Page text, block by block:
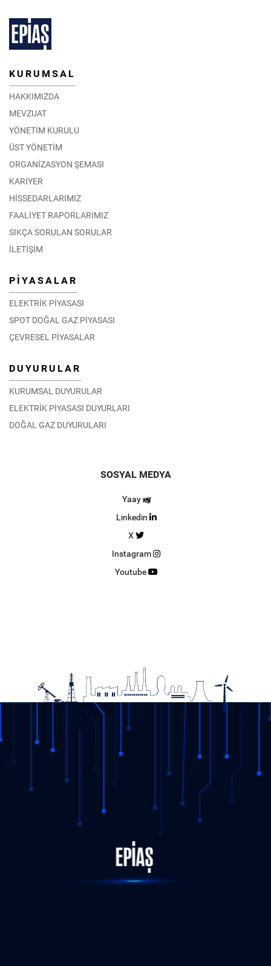
KURUMSAL
HAKKIMIZDA
MEVZUAT
YÖNETİM KURULU
ÜST YÖNETİM
ORGANİZASYON ŞEMASI
KARİYER
HİSSEDARLARIMIZ
FAALİYET RAPORLARIMIZ
SIKÇA SORULAN SORULAR
İLETİŞİM
PİYASALAR
ELEKTRİK PİYASASI
SPOT DOĞAL GAZ PİYASASI
ÇEVRESEL PİYASALAR
DUYURULAR
KURUMSAL DUYURULAR
ELEKTRİK PİYASASI DUYURLARI
DOĞAL GAZ DUYURULARI
SOSYAL MEDYA
Yaay
Linkedin
X
Instagram
Youtube